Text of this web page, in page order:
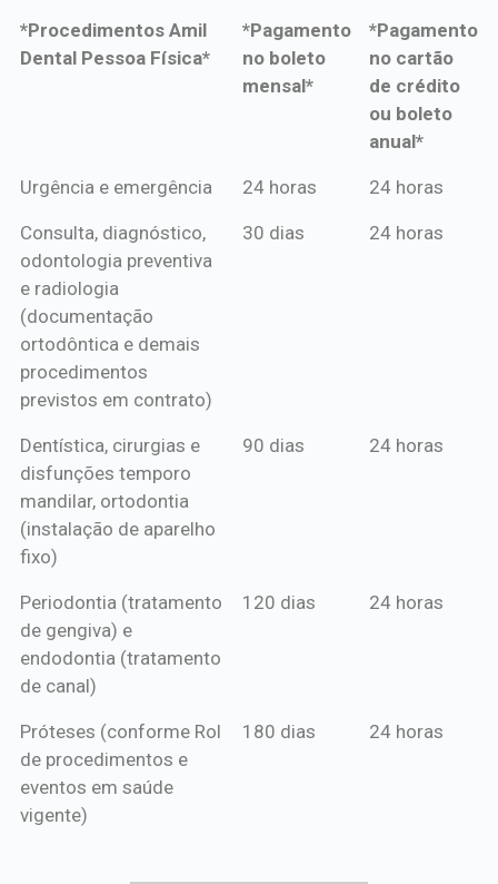
*Procedimentos Amil
Dental Pessoa Física*
*Pagamento
no boleto
mensal*
*Pagamento
no cartão
de crédito
ou boleto
anual*
*Procedimentos Amil
*Pagamento
mensal*
*Pagamento
de crédito
Urgência e emergência 24 horas 24 horas
Consulta, diagnóstico,
odontologia preventiva
e radiologia
(documentação
ortodôntica e demais
procedimentos
previstos em contrato)
30 dias 24 horas
Dentística, cirurgias e
disfunções temporo
mandilar, ortodontia
(instalação de aparelho
fixo)
90 dias 24 horas
Periodontia (tratamento
de gengiva) e
endodontia (tratamento
de canal)
120 dias 24 horas
Próteses (conforme Rol
de procedimentos e
eventos em saúde
vigente)
180 dias 24 horas